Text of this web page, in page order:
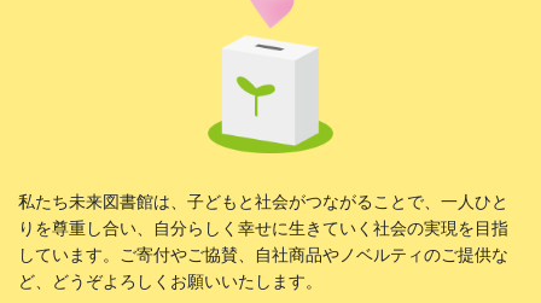
私たち未来図書館は、子どもと社会がつながることで、一人ひと
りを尊重し合い、自分らしく幸せに生きていく社会の実現を目指
しています。ご寄付やご協賛、自社商品やノベルティのご提供な
ど、どうぞよろしくお願いいたします。